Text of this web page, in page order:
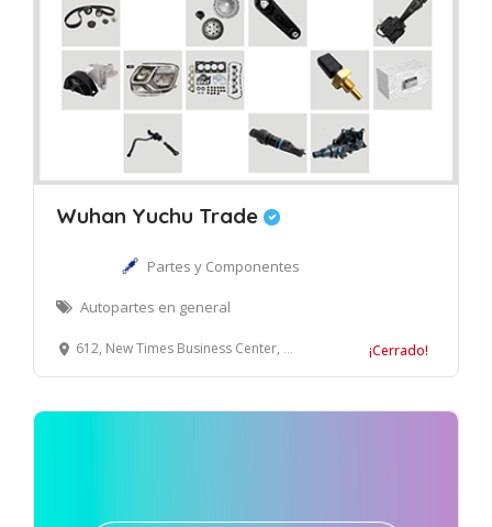
Wuhan Yuchu Trade
Partes y Componentes
Autopartes en general
612, New Times Business Center, No.422 of Wu Luo Rd. Wuchang District, Wuhan, China ¡Cerrado!